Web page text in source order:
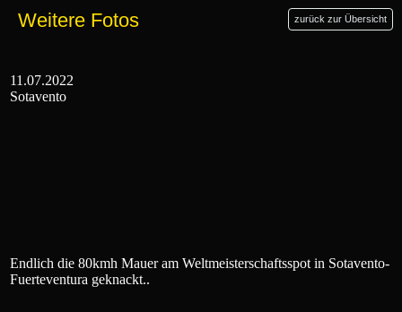
Weitere Fotos zurück zur Übersicht
11.07.2022
Sotavento
Endlich die 80kmh Mauer am Weltmeisterschaftsspot in Sotavento-
Fuerteventura geknackt..